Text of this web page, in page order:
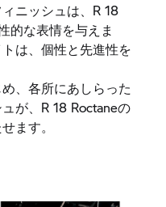
ニッシュは、R 18
的な表情を与えま
は、個性と先進性を
、各所にあしらった
が、R 18 Roctaneの
ます。